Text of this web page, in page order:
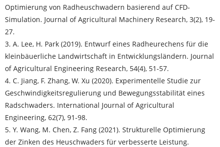
Optimierung von Radheuschwadern basierend auf CFD-
Simulation. Journal of Agricultural Machinery Research, 3(2), 19-
27.
3. A. Lee, H. Park (2019). Entwurf eines Radheurechens für die
kleinbäuerliche Landwirtschaft in Entwicklungsländern. Journal
of Agricultural Engineering Research, 54(4), 51-57.
4. C. Jiang, F. Zhang, W. Xu (2020). Experimentelle Studie zur
Geschwindigkeitsregulierung und Bewegungsstabilität eines
Radschwaders. International Journal of Agricultural
Engineering, 62(7), 91-98.
5. Y. Wang, M. Chen, Z. Fang (2021). Strukturelle Optimierung
der Zinken des Heuschwaders für verbesserte Leistung.